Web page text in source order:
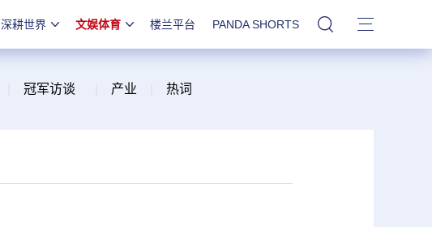
深耕世界 文娱体育 楼兰平台 PANDA SHORTS 站内搜索
冠军访谈 产业 热词